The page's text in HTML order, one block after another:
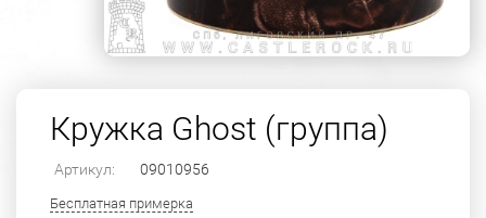
Кружка Ghost (группа)
Артикул: 09010956
Бесплатная примерка